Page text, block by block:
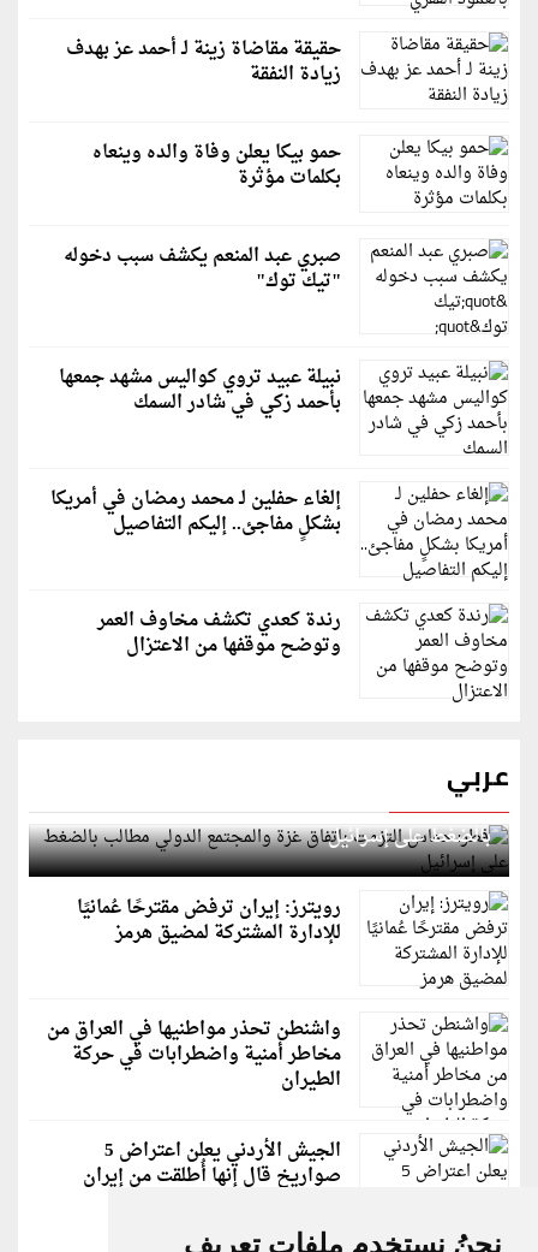
نحنُ نستخدم ملفات تعريف
حقيقة مقاضاة زينة لـ أحمد عز بهدف
زيادة النفقة
حمو بيكا يعلن وفاة والده وينعاه
بكلمات مؤثرة
صبري عبد المنعم يكشف سبب دخوله
"تيك توك"
نبيلة عبيد تروي كواليس مشهد جمعها
بأحمد زكي في شادر السمك
إلغاء حفلين لـ محمد رمضان في أمريكا
بشكلٍ مفاجئ.. إليكم التفاصيل
رندة كعدي تكشف مخاوف العمر
وتوضح موقفها من الاعتزال
عربي
قطر: حماس التزمت باتفاق غزة والمجتمع الدولي مطالب
بالضغط على إسرائيل
رويترز: إيران ترفض مقترحًا عُمانيًا
للإدارة المشتركة لمضيق هرمز
واشنطن تحذر مواطنيها في العراق من
مخاطر أمنية واضطرابات في حركة
الطيران
الجيش الأردني يعلن اعتراض 5
صواريخ قال إنها أُطلقت من إيران